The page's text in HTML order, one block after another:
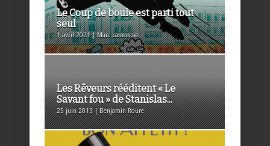
Le Coup de boule est parti tout
seul
1 avril 2021 | Marc Lamonzie
Les Rêveurs rééditent « Le
Savant fou » de Stanislas...
25 juin 2013 | Benjamin Roure